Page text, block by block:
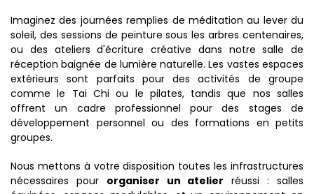
Imaginez des journées remplies de méditation au lever du
soleil, des sessions de peinture sous les arbres centenaires,
ou des ateliers d'écriture créative dans notre salle de
réception baignée de lumière naturelle. Les vastes espaces
extérieurs sont parfaits pour des activités de groupe
comme le Tai Chi ou le pilates, tandis que nos salles
offrent un cadre professionnel pour des stages de
développement personnel ou des formations en petits
groupes.
Nous mettons à votre disposition toutes les infrastructures
nécessaires pour organiser un atelier réussi : salles